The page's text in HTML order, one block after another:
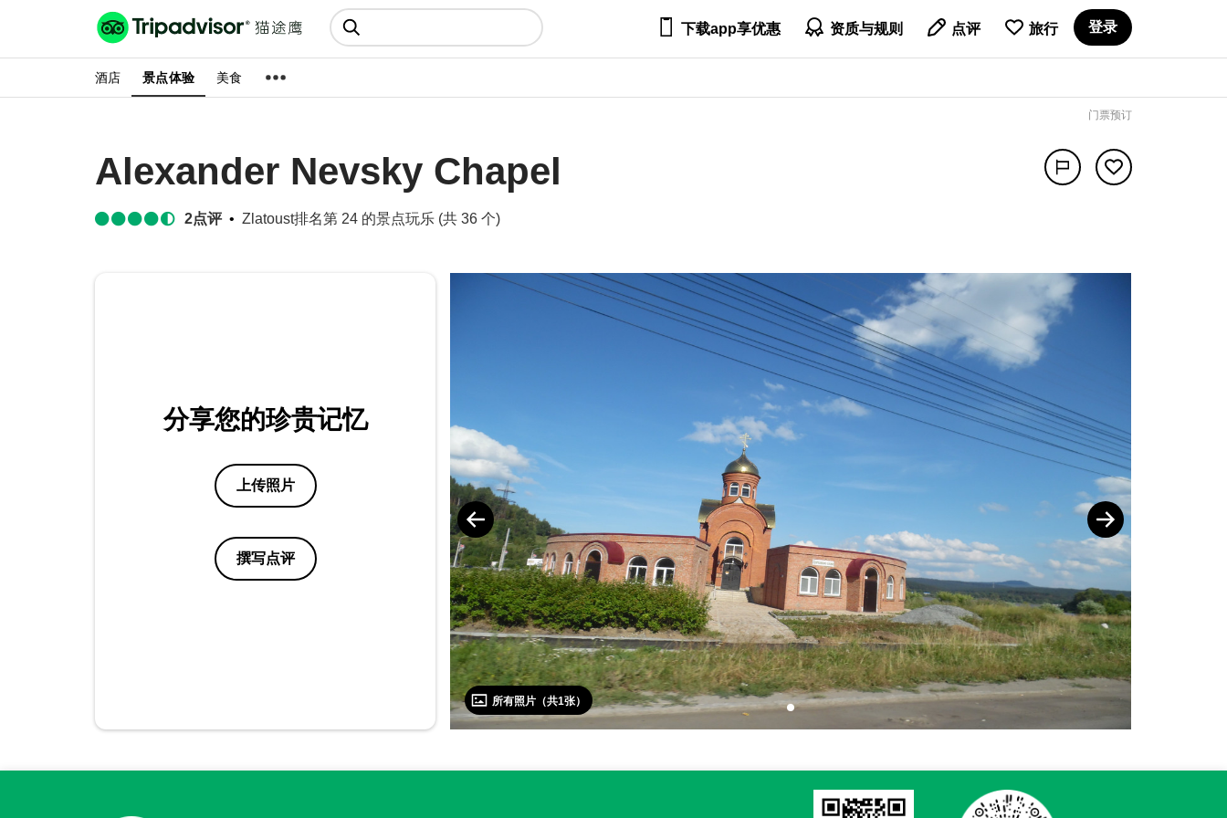
猫途鹰:景点、酒店、美食十亿条
点评
 下载app享优惠  资质与规则 点评 旅行 登录
酒店 景点体验 美食
门票预订
Alexander Nevsky Сhapel
2点评 Zlatoust排名第 24 的景点玩乐 (共 36 个)
分享您的珍贵记忆
上传照片
撰写点评
所有照片（共1张）